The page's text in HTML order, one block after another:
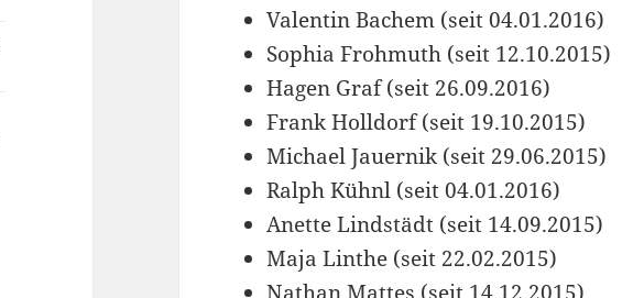
Valentin Bachem (seit 04.01.2016)
Sophia Frohmuth (seit 12.10.2015)
Hagen Graf (seit 26.09.2016)
Frank Holldorf (seit 19.10.2015)
Michael Jauernik (seit 29.06.2015)
Ralph Kühnl (seit 04.01.2016)
Anette Lindstädt (seit 14.09.2015)
Maja Linthe (seit 22.02.2015)